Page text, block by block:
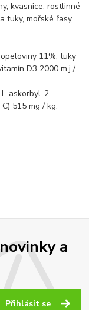
kvasnice, rostlinné
tuky, mořské řasy,
11%, tuky
D3 2000 m.j./
askorbyl-2-
515 mg / kg.
a
Přihlásit se